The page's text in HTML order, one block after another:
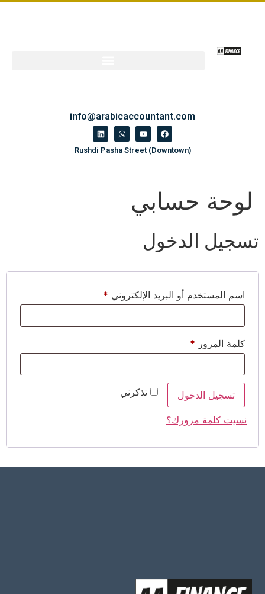
info@arabicaccountant.com
Rushdi Pasha Street (Downtown)
لوحة حسابي
تسجيل الدخول
اسم المستخدم أو البريد الإلكتروني *
كلمة المرور *
تذكرني تسجيل الدخول
نسيت كلمة مرورك؟